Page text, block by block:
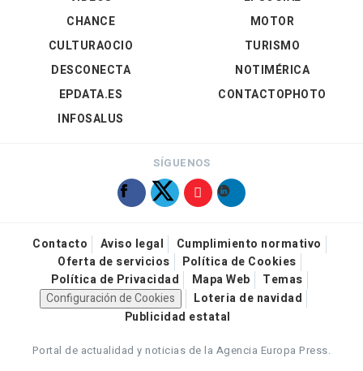
CHANCE
CULTURAOCIO
DESCONECTA
EPDATA.ES
INFOSALUS
MOTOR
TURISMO
NOTIMÉRICA
CONTACTOPHOTO
SÍGUENOS
Contacto Aviso legal
Cumplimiento normativo
Oferta de servicios
Política de Cookies
Política de Privacidad
Mapa Web
Temas
Configuración de Cookies
Loteria de navidad
Publicidad estatal
Portal de actualidad y noticias de la Agencia Europa Press.